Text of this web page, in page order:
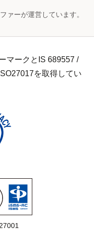
ァーが運営しています。
マークとIS 689557 /
を取得してい